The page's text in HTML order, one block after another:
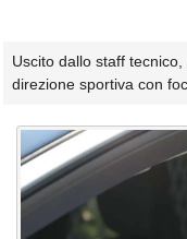
Uscito dallo staff
direzione sportiva con